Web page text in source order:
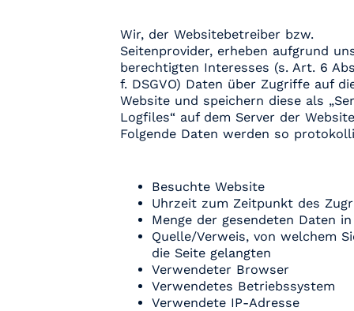
Wir, der Websitebetreiber bzw.
Seitenprovider, erheben aufgrund
berechtigten Interesses (s. Art. 6
f. DSGVO) Daten über Zugriffe auf
Website und speichern diese als
Logfiles“ auf dem Server der
Folgende Daten werden so
Besuchte Website
Uhrzeit zum Zeitpunkt des
Menge der gesendeten Daten
Quelle/Verweis, von welchem
die Seite gelangten
Verwendeter Browser
Verwendetes Betriebssystem
Verwendete IP-Adresse